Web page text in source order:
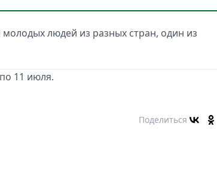
людей из разных стран, один из
11 июля.
Поделиться